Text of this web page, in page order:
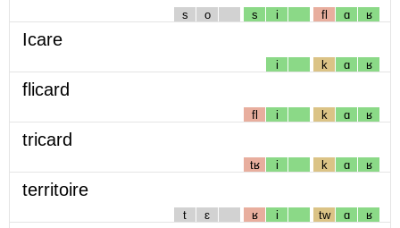
s o s i fl ɑ ʁ
Icare
i k ɑ ʁ
flicard
fl i k ɑ ʁ
tricard
tʁ i k ɑ ʁ
territoire
t ɛ ʁ i tw ɑ ʁ